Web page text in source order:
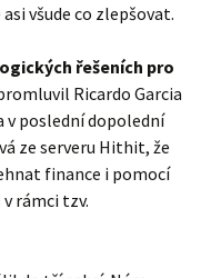
všude co zlepšovat.
řešeních pro
Ricardo Garcia
v poslední dopolední
ze serveru Hithit, že
finance i pomocí
rámci tzv.